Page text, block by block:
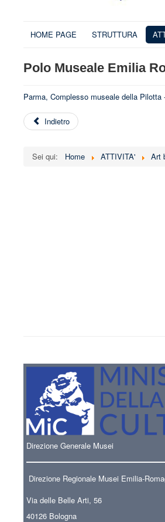
HOME PAGE STRUTTURA
Polo Museale Emilia
Parma, Complesso museale della
Indietro
Sei qui: Home ATTIVITA' Art
Direzione Generale Musei
Direzione Regionale Musei Emilia-
Via delle Belle Arti, 56
40126 Bologna